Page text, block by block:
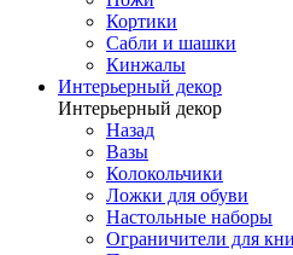
Кортики
Сабли и шашки
Кинжалы
Интерьерный декор
Интерьерный декор
Назад
Вазы
Колокольчики
Ложки для обуви
Настольные наборы
Ограничители для